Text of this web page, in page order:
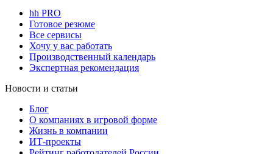
hh PRO
Готовое резюме
Все сервисы
Хочу у вас работать
Производственный календарь
Экспертная рекомендация
Новости и статьи
Блог
О компаниях в игровой форме
Жизнь в компании
ИТ-проекты